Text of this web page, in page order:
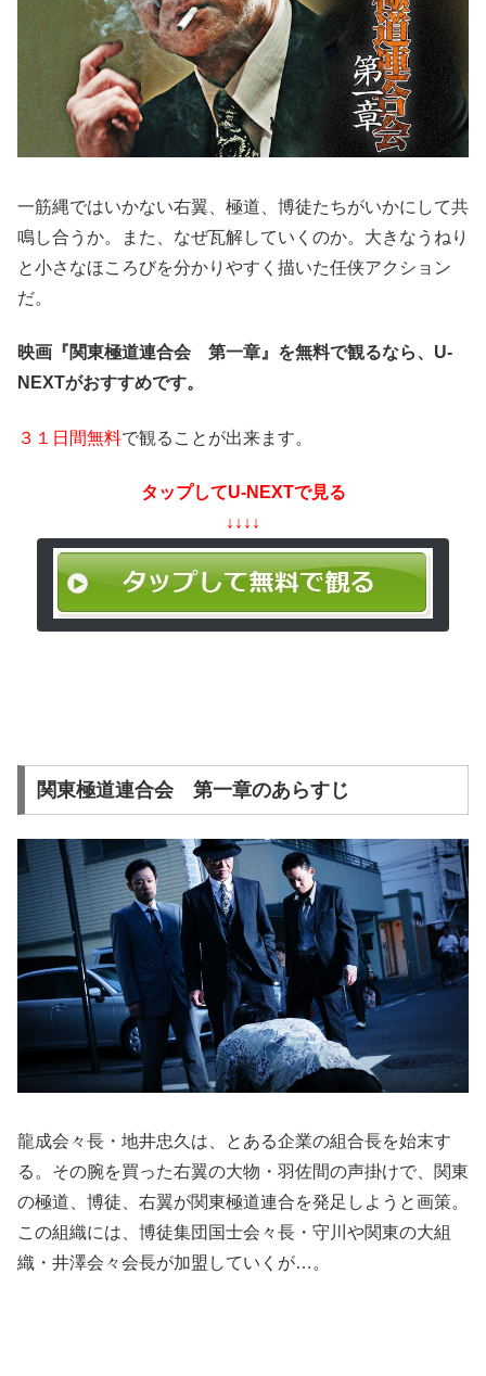
一筋縄ではいかない右翼、極道、博徒たちがいかにして共
鳴し合うか。また、なぜ瓦解していくのか。大きなうねり
と小さなほころびを分かりやすく描いた任侠アクション
だ。
映画『関東極道連合会 第一章』を無料で観るなら、U-
NEXTがおすすめです。
３１日間無料で観ることが出来ます。
タップしてU-NEXTで見る
↓↓↓↓
関東極道連合会 第一章のあらすじ
龍成会々長・地井忠久は、とある企業の組合長を始末す
る。その腕を買った右翼の大物・羽佐間の声掛けで、関東
の極道、博徒、右翼が関東極道連合を発足しようと画策。
この組織には、博徒集団国士会々長・守川や関東の大組
織・井澤会々会長が加盟していくが…。